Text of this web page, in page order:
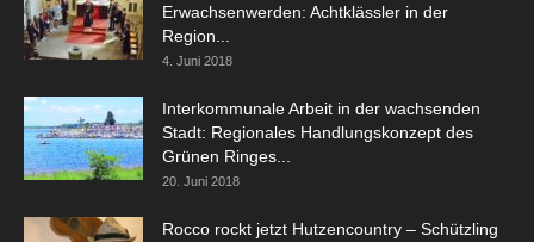
Erwachsenwerden: Achtklässler in der
Region...
4. Juni 2018
Interkommunale Arbeit in der wachsenden
Stadt: Regionales Handlungskonzept des
Grünen Ringes...
20. Juni 2018
Rocco rockt jetzt Hutzencountry – Schützling